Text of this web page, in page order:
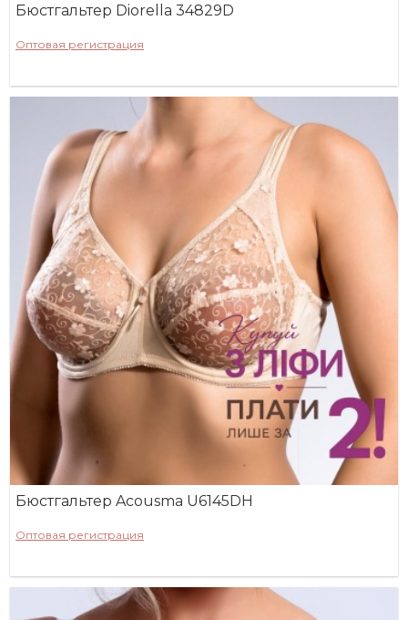
Бюстгальтер Diorella 34829D
Оптовая регистрация
Бюстгальтер Acousma U6145DH
Оптовая регистрация